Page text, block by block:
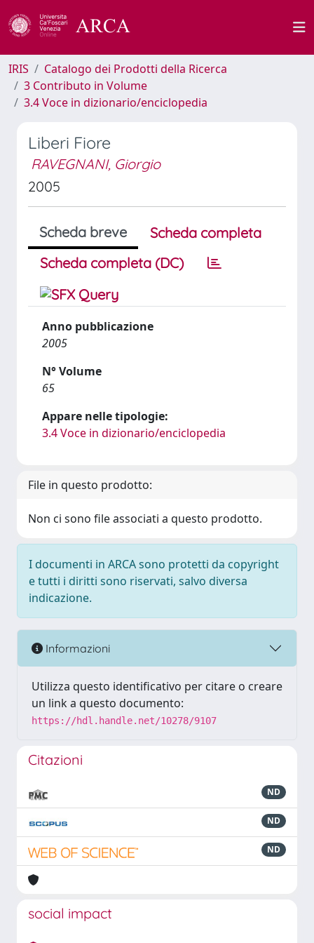
IRIS
Catalogo dei Prodotti della Ricerca
3 Contributo in Volume
3.4 Voce in dizionario/enciclopedia
Liberi Fiore
RAVEGNANI, Giorgio
2005
Scheda breve
Scheda completa
Scheda completa (DC)
Anno pubblicazione
2005
N° Volume
65
Appare nelle tipologie:
3.4 Voce in dizionario/enciclopedia
File in questo prodotto:
Non ci sono file associati a questo prodotto.
I documenti in ARCA sono protetti da copyright
e tutti i diritti sono riservati, salvo diversa
indicazione.
Informazioni
Utilizza questo identificativo per citare o creare
un link a questo documento:
https://hdl.handle.net/10278/9107
Citazioni
ND
ND
ND
social impact